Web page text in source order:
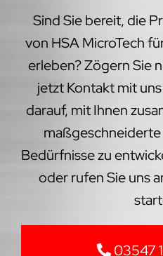
Bedürfnisse zu
oder rufen Sie uns
03547